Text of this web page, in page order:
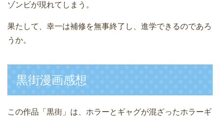
ゾンビが現れてしまう。
果たして、幸一は補修を無事終了し、進学できるのであろ
うか。
黒街漫画感想
この作品「黒街」は、ホラーとギャグが混ざったホラーギ